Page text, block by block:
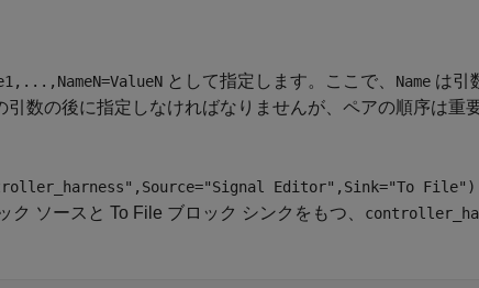
として指定します。ここで、 Name は引
数の後に指定しなければなりませんが、ペアの順序は重
Editor",Sink="To File")
ソースと To File ブロック シンクをもつ、